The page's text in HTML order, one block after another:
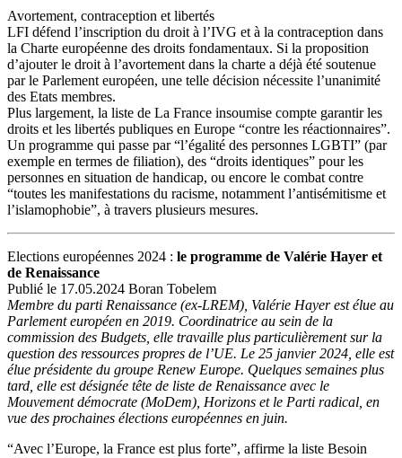
Avortement, contraception et libertés
LFI défend l’inscription du droit à l’IVG et à la contraception dans
la Charte européenne des droits fondamentaux. Si la proposition
d’ajouter le droit à l’avortement dans la charte a déjà été soutenue
par le Parlement européen, une telle décision nécessite l’unanimité
des Etats membres.
Plus largement, la liste de La France insoumise compte garantir les
droits et les libertés publiques en Europe “contre les réactionnaires”.
Un programme qui passe par “l’égalité des personnes LGBTI” (par
exemple en termes de filiation), des “droits identiques” pour les
personnes en situation de handicap, ou encore le combat contre
“toutes les manifestations du racisme, notamment l’antisémitisme et
l’islamophobie”, à travers plusieurs mesures.
Elections européennes 2024 : le programme de Valérie Hayer et
de Renaissance
Publié le 17.05.2024 Boran Tobelem
Membre du parti Renaissance (ex-LREM), Valérie Hayer est élue au
Parlement européen en 2019. Coordinatrice au sein de la
commission des Budgets, elle travaille plus particulièrement sur la
question des ressources propres de l’UE. Le 25 janvier 2024, elle est
élue présidente du groupe Renew Europe. Quelques semaines plus
tard, elle est désignée tête de liste de Renaissance avec le
Mouvement démocrate (MoDem), Horizons et le Parti radical, en
vue des prochaines élections européennes en juin.
“Avec l’Europe, la France est plus forte”, affirme la liste Besoin